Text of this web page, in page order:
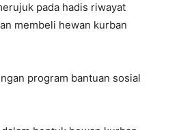
pada hadis riwayat
membeli hewan kurban
program bantuan sosial